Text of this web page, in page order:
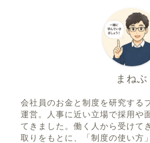
まねぶ
会社員のお金と制度を研究する
運営。人事に近い立場で採用や
てきました。働く人から受けて
取りをもとに、「制度の使い方